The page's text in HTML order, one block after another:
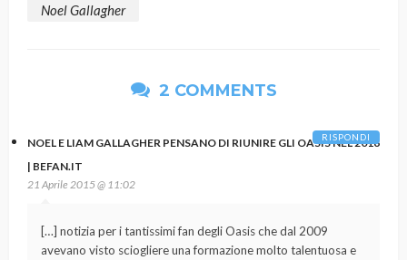
Noel Gallagher
2 COMMENTS
NOEL E LIAM GALLAGHER PENSANO DI RIUNIRE GLI OASIS NEL 2016
| BEFAN.IT
21 Aprile 2015 @ 11:02
[…] notizia per i tantissimi fan degli Oasis che dal 2009
avevano visto sciogliere una formazione molto talentuosa e
RISPONDI